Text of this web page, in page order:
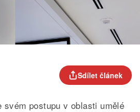
Sdílet článek
svém postupu v oblasti umělé